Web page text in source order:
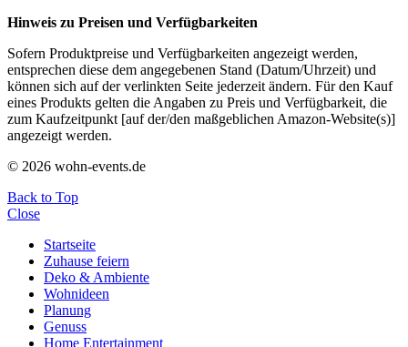
Hinweis zu Preisen und Verfügbarkeiten
Sofern Produktpreise und Verfügbarkeiten angezeigt werden,
entsprechen diese dem angegebenen Stand (Datum/Uhrzeit) und
können sich auf der verlinkten Seite jederzeit ändern. Für den Kauf
eines Produkts gelten die Angaben zu Preis und Verfügbarkeit, die
zum Kaufzeitpunkt [auf der/den maßgeblichen Amazon-Website(s)]
angezeigt werden.
© 2026 wohn-events.de
Back to Top
Close
Startseite
Zuhause feiern
Deko & Ambiente
Wohnideen
Planung
Genuss
Home Entertainment